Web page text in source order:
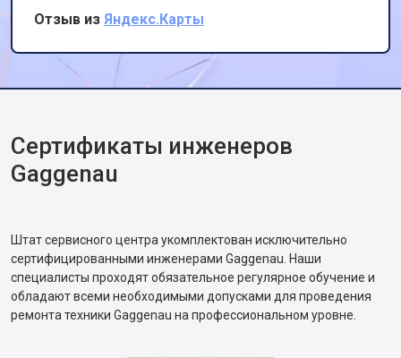
качеством.
Отзыв из Яндекс.Карты
Сертификаты инженеров
Gaggenau
Штат сервисного центра укомплектован исключительно
сертифицированными инженерами Gaggenau. Наши
специалисты проходят обязательное регулярное обучение и
обладают всеми необходимыми допусками для проведения
ремонта техники Gaggenau на профессиональном уровне.